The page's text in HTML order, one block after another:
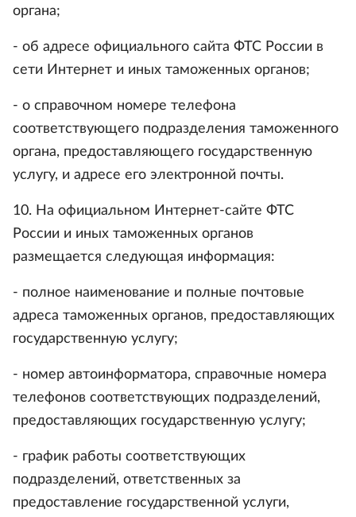
органа;
- об адресе официального сайта ФТС России в
сети Интернет и иных таможенных органов;
- о справочном номере телефона
соответствующего подразделения таможенного
органа, предоставляющего государственную
услугу, и адресе его электронной почты.
10. На официальном Интернет-сайте ФТС
России и иных таможенных органов
размещается следующая информация:
- полное наименование и полные почтовые
адреса таможенных органов, предоставляющих
государственную услугу;
- номер автоинформатора, справочные номера
телефонов соответствующих подразделений,
предоставляющих государственную услугу;
- график работы соответствующих
подразделений, ответственных за
предоставление государственной услуги,